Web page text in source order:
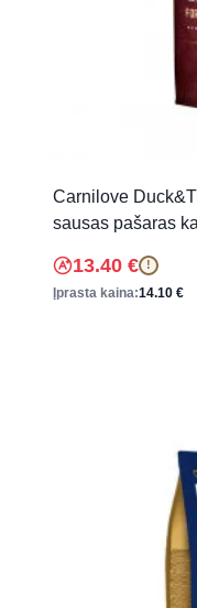
Carnilove
sausas pašaras
13.40 € !
Įprasta kaina:14.10 €